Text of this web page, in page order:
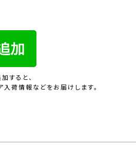
すると、
入荷情報などをお届けします。